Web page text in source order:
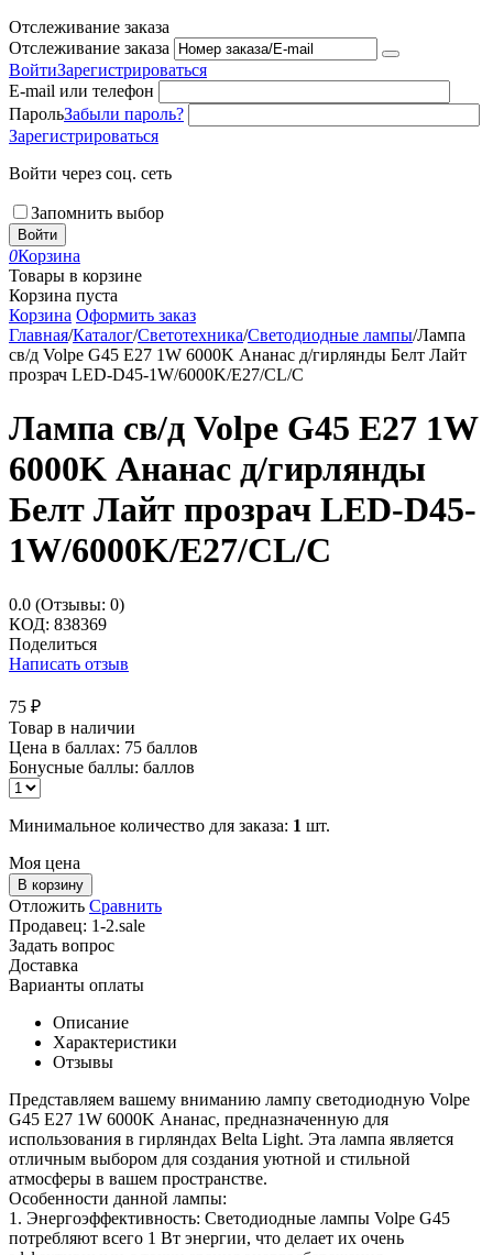
Отслеживание заказа
Отслеживание заказа
ВойтиЗарегистрироваться
E-mail или телефон
ПарольЗабыли пароль?
Зарегистрироваться
Войти через соц. сеть
Запомнить выбор
Войти
0Корзина
Товары в корзине
Корзина пуста
Корзина Оформить заказ
Главная/Каталог/Светотехника/Светодиодные лампы/Лампа
св/д Volpe G45 E27 1W 6000K Ананас д/гирлянды Белт Лайт
прозрач LED-D45-1W/6000K/E27/CL/С
Лампа св/д Volpe G45 E27 1W
6000K Ананас д/гирлянды
Белт Лайт прозрач LED-D45-
1W/6000K/E27/CL/С
0.0 (Отзывы: 0)
КОД: 838369
Поделиться
Написать отзыв
75 ₽
Товар в наличии
Цена в баллах: 75 баллов
Бонусные баллы: баллов
Минимальное количество для заказа: 1 шт.
Моя цена
В корзину
Отложить Сравнить
Продавец: 1-2.sale
Задать вопрос
Доставка
Варианты оплаты
Описание
Характеристики
Отзывы
Представляем вашему вниманию лампу светодиодную Volpe
G45 E27 1W 6000K Ананас, предназначенную для
использования в гирляндах Belta Light. Эта лампа является
отличным выбором для создания уютной и стильной
атмосферы в вашем пространстве.
Особенности данной лампы:
1. Энергоэффективность: Светодиодные лампы Volpe G45
потребляют всего 1 Вт энергии, что делает их очень